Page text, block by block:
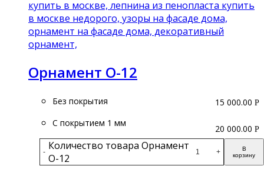
Орнамент О-12
Без покрытия
С покрытием 1 мм
- Количество товара Орнамент
О-12
+
В
корзину
15 000.00 Р
20 000.00 Р